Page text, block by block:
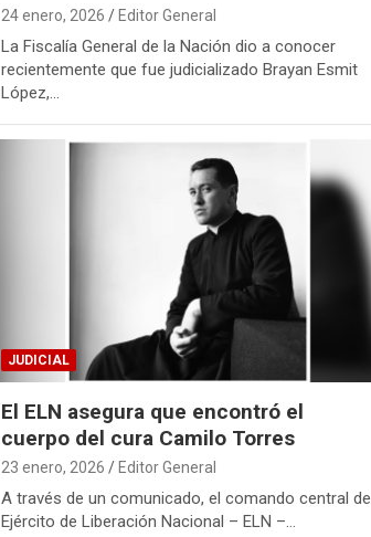
24 enero, 2026 Editor General
La Fiscalía General de la Nación dio a conocer
recientemente que fue judicializado Brayan Esmit
López,…
JUDICIAL
El ELN asegura que encontró el
cuerpo del cura Camilo Torres
23 enero, 2026 Editor General
A través de un comunicado, el comando central del
Ejército de Liberación Nacional – ELN –…